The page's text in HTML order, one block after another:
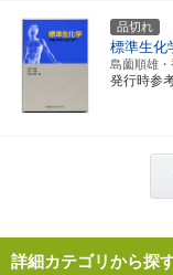
品切れ
標準生化
島薗順雄
発行時参
詳細カテゴリから探